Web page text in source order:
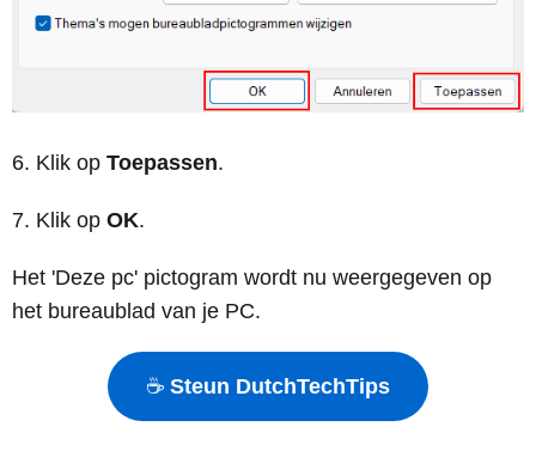
Klik op Toepassen.
Klik op OK.
Het 'Deze pc' pictogram wordt nu weergegeven op
het bureaublad van je PC.
☕ Steun DutchTechTips